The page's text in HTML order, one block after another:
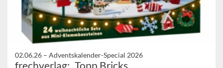
02.06.26 – Adventskalender-Special 2026
frechverlag: „Topp Bricks